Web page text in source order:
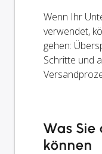
Wenn Ihr
verwendet,
gehen:
Schritte und
Was
können